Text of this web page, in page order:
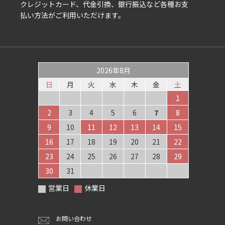
クレジットカード、代金引換、銀行振込など各種お支
払い方法がご利用いただけます。
2026年8月
日
月 火 水 木 金
土
1
2
3 4 5 6 7
8
9
10 11 12 13 14
15
16
17 18 19 20 21
22
23
24 25 26 27 28
29
30
31
営業日
休業日
お問い合わせ